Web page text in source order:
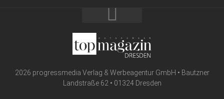
2026 progressmedia Verlag & Werbeagentur GmbH • Bautzner
Landstraße 62 • 01324 Dresden